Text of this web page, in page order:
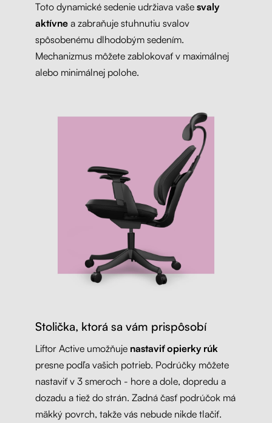
Toto dynamické sedenie udržiava vaše svaly
aktívnea zabraňuje stuhnutiu svalov
spôsobenému dlhodobým sedením.
Mechanizmus môžete zablokovať v maximálnej
alebo minimálnej polohe.
Stolička, ktorá sa vám prispôsobí
Liftor Active umožňuje nastaviť opierky rúk
presne podľa vašich potrieb. Podrúčky môžete
nastaviť v 3 smeroch - hore a dole, dopredu a
dozadu a tiež do strán. Zadná časť podrúčok má
mäkký povrch, takže vás nebude nikde tlačiť.